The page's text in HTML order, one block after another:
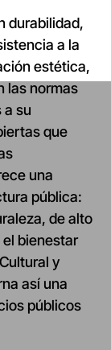
durabilidad,
a la
estética,
las normas
a su
que
una
pública:
de alto
bienestar
y
así una
públicos